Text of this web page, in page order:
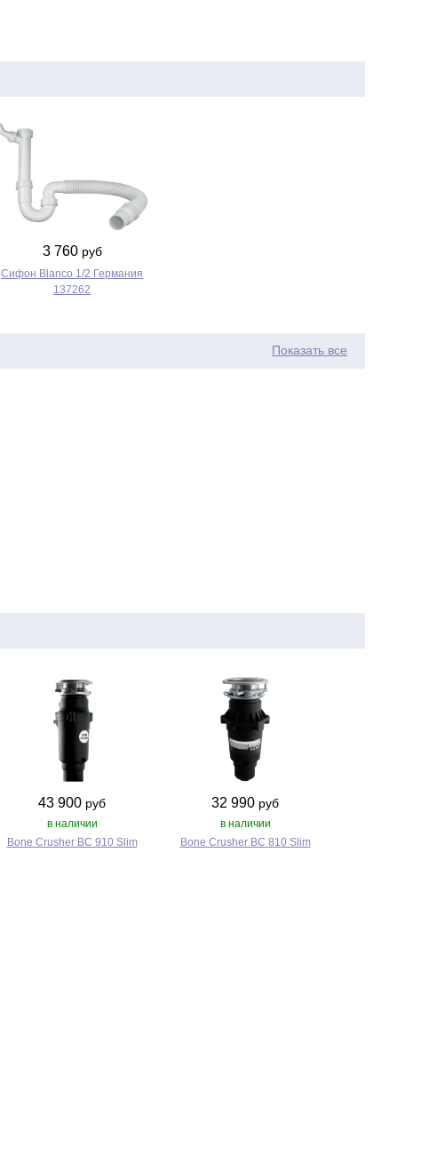
3 760 руб
Сифон Blanco 1/2 Германия
137262
Показать все
43 900 руб
в наличии
Bone Crusher BC 910 Slim
32 990 руб
в наличии
Bone Crusher BC 810 Slim